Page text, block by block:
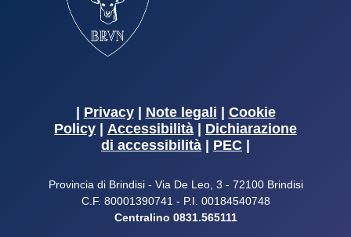
Privacy| Note legali
Cookie
Policy
Accessibilità
Dichiarazione
di accessibilità
PEC
Provincia di Brindisi - Via De Leo, 3 - 72100 Brindisi
C.F. 80001390741 - P.I. 00184540748
Centralino 0831.565111